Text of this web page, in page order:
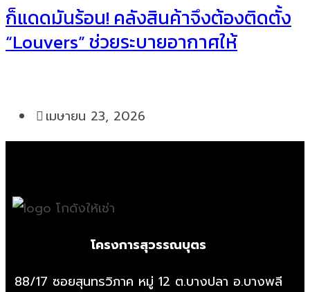
ก็แดดมันร้อน! คลังสินค้าจึงต้องติดตั้ง
“Louvers” ช่วยระบายอากาศให้
เมษายน 23, 2026
โครงการสุวรรณบุตร
88/17 ซอยสุนทรวิภาค หมู่ 12 ต.บางปลา อ.บางพลี